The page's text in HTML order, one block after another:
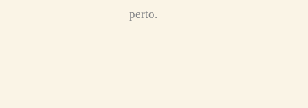
perto.